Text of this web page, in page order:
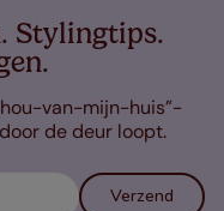
Stylingtips.
van-mijn-huis”-
de deur loopt.
Verzend